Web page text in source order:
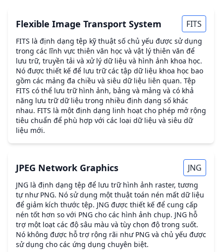
Flexible Image Transport System FITS
FITS là định dạng tệp kỹ thuật số chủ yếu được sử dụng
trong các lĩnh vực thiên văn học và vật lý thiên văn để
lưu trữ, truyền tải và xử lý dữ liệu và hình ảnh khoa học.
Nó được thiết kế để lưu trữ các tập dữ liệu khoa học bao
gồm các mảng đa chiều và siêu dữ liệu liên quan. Tệp
FITS có thể lưu trữ hình ảnh, bảng và mảng và có khả
năng lưu trữ dữ liệu trong nhiều định dạng số khác
nhau. FITS là một định dạng linh hoạt cho phép mở rộng
tiêu chuẩn để phù hợp với các loại dữ liệu và siêu dữ
liệu mới.
JPEG Network Graphics JNG
JNG là định dạng tệp để lưu trữ hình ảnh raster, tương
tự như PNG. Nó sử dụng một thuật toán nén mất dữ liệu
để giảm kích thước tệp. JNG được thiết kế để cung cấp
nén tốt hơn so với PNG cho các hình ảnh chụp. JNG hỗ
trợ một loạt các độ sâu màu và tùy chọn độ trong suốt.
Nó không được hỗ trợ rộng rãi như PNG và chủ yếu được
sử dụng cho các ứng dụng chuyên biệt.